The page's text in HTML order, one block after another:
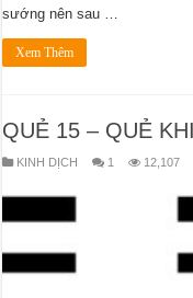
sướng nên sau …
Xem Thêm
QUẺ 15 – QUẺ
KINH DỊCH 1 12,107